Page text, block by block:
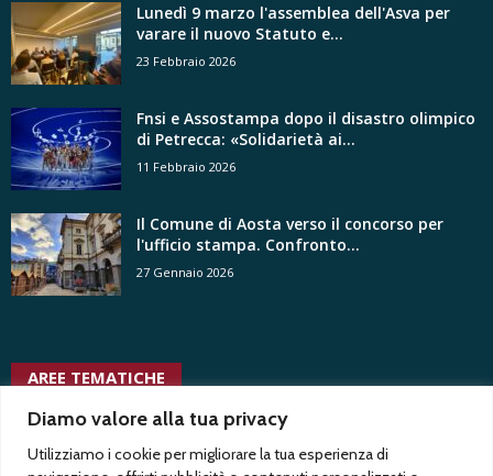
Diamo valore alla tua privacy
Utilizziamo i cookie per migliorare la tua esperienza di
Lunedì 9 marzo l'assemblea dell'Asva per
varare il nuovo Statuto e...
23 Febbraio 2026
Fnsi e Assostampa dopo il disastro olimpico
di Petrecca: «Solidarietà ai...
11 Febbraio 2026
Il Comune di Aosta verso il concorso per
l'ufficio stampa. Confronto...
27 Gennaio 2026
AREE TEMATICHE
vacanza contrattuale ungp vita associativa
uffici stampa pubblici
Test1 usigrai uffici stampa privati tv radio locali